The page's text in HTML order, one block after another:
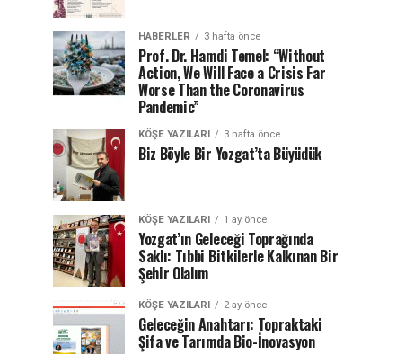
HABERLER 3 hafta önce
Prof. Dr. Hamdi Temel: “Without
Action, We Will Face a Crisis Far
Worse Than the Coronavirus
Pandemic”
KÖŞE YAZILARI 3 hafta önce
Biz Böyle Bir Yozgat’ta Büyüdük
KÖŞE YAZILARI 1 ay önce
Yozgat’ın Geleceği Toprağında
Saklı: Tıbbi Bitkilerle Kalkınan Bir
Şehir Olalım
KÖŞE YAZILARI 2 ay önce
Geleceğin Anahtarı: Topraktaki
Şifa ve Tarımda Bio-İnovasyon